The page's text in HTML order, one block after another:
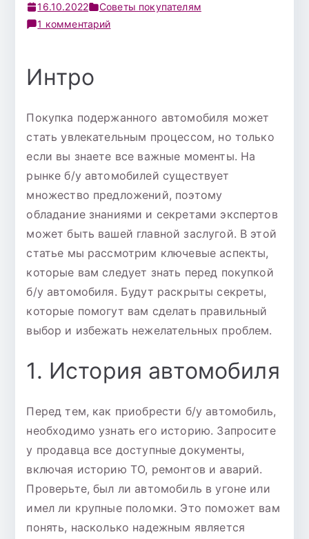
16.10.2022
Советы покупателям
1 комментарийк
бу
автомобиля:
секреты
экспертов
Интро
Покупка подержанного автомобиля может
стать увлекательным процессом, но только
если вы знаете все важные моменты. На
рынке б/у автомобилей существует
множество предложений, поэтому
обладание знаниями и секретами экспертов
может быть вашей главной заслугой. В этой
статье мы рассмотрим ключевые аспекты,
которые вам следует знать перед покупкой
б/у автомобиля. Будут раскрыты секреты,
которые помогут вам сделать правильный
выбор и избежать нежелательных проблем.
1. История автомобиля
Перед тем, как приобрести б/у автомобиль,
необходимо узнать его историю. Запросите
у продавца все доступные документы,
включая историю ТО, ремонтов и аварий.
Проверьте, был ли автомобиль в угоне или
имел ли крупные поломки. Это поможет вам
понять, насколько надежным является